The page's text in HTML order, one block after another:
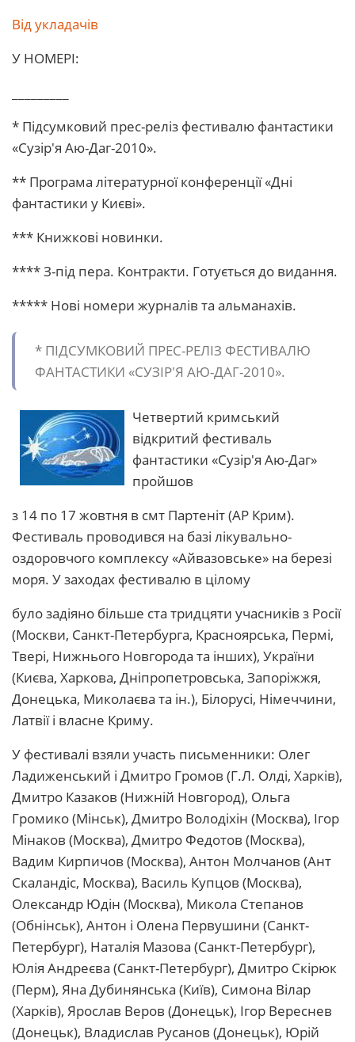
Від укладачів
У НОМЕРІ:
* Підсумковий прес-реліз фестивалю фантастики
«Сузір'я Аю-Даг-2010».
** Програма літературної конференції «Дні
фантастики у Києві».
*** Книжкові новинки.
**** З-під пера. Контракти. Готується до видання.
***** Нові номери журналів та альманахів.
* ПІДСУМКОВИЙ ПРЕС-РЕЛІЗ ФЕСТИВАЛЮ
ФАНТАСТИКИ «СУЗІР'Я АЮ-ДАГ-2010».
Четвертий кримський
відкритий фестиваль
фантастики «Сузір'я Аю-Даг»
пройшов
з 14 по 17 жовтня в смт Партеніт (АР Крим).
Фестиваль проводився на базі лікувально-
оздоровчого комплексу «Айвазовське» на березі
моря. У заходах фестивалю в цілому
було задіяно більше ста тридцяти учасників з Росії
(Москви, Санкт-Петербурга, Красноярська, Пермі,
Твері, Нижнього Новгорода та інших), України
(Києва, Харкова, Дніпропетровська, Запоріжжя,
Донецька, Миколаєва та ін.), Білорусі, Німеччини,
Латвії і власне Криму.
У фестивалі взяли участь письменники: Олег
Ладиженський і Дмитро Громов (Г.Л. Олді, Харків),
Дмитро Казаков (Нижній Новгород), Ольга
Громико (Мінськ), Дмитро Володіхін (Москва), Ігор
Мінаков (Москва), Дмитро Федотов (Москва),
Вадим Кирпичов (Москва), Антон Молчанов (Ант
Скаландіс, Москва), Василь Купцов (Москва),
Олександр Юдін (Москва), Микола Степанов
(Обнінськ), Антон і Олена Первушини (Санкт-
Петербург), Наталія Мазова (Санкт-Петербург),
Юлія Андреєва (Санкт-Петербург), Дмитро Скірюк
(Перм), Яна Дубинянська (Київ), Симона Вілар
(Харків), Ярослав Веров (Донецьк), Ігор Вереснев
(Донецьк), Владислав Русанов (Донецьк), Юрій